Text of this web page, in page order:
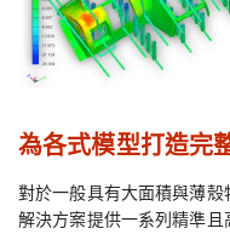
為各式模型打造完
對於一般具有大面積與薄殼
解決方案提供一系列精準